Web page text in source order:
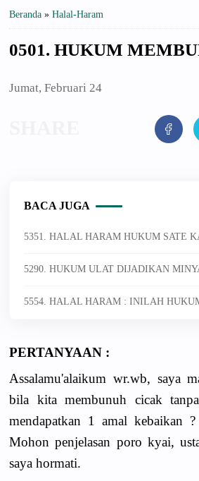
Beranda » Halal-Haram
0501. HUKUM
Jumat, Februari 24
BACA JUGA
5351. HALAL HARAM HUKUM SATE
5290. HUKUM ULAT DIJADIKAN
5554. HALAL HARAM : INILAH
PERTANYAAN :
Assalamu'alaikum wr.wb, saya
bila kita membunuh cicak
mendapatkan 1 amal kebaikan
Mohon penjelasan poro kyai,
saya hormati.